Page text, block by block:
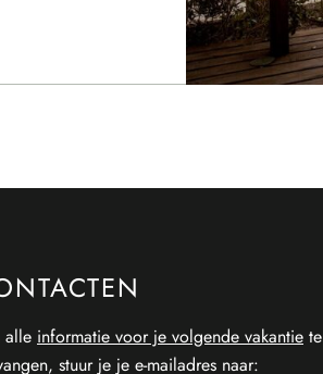
alle informatie voor je volgende vakantiete
stuur je je e-mailadres naar: